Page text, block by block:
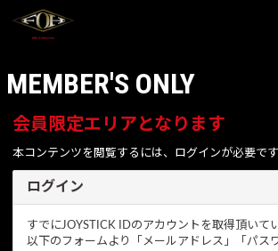
MEMBER'S ONLY
会員限定エリアとなります
本コンテンツを閲覧するには、ログインが必要です
ログイン
すでにJOYSTICK IDのアカウントを取得頂いて
以下のフォームより「メールアドレス」「パス